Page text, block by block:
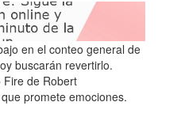
en el conteo general de
buscarán revertirlo.
Fire de Robert
promete emociones.